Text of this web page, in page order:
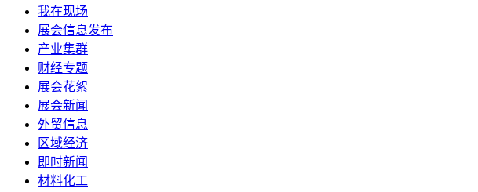
我在现场
展会信息发布
产业集群
财经专题
展会花絮
展会新闻
外贸信息
区域经济
即时新闻
材料化工